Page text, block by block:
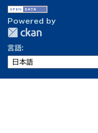
Powered by
言語